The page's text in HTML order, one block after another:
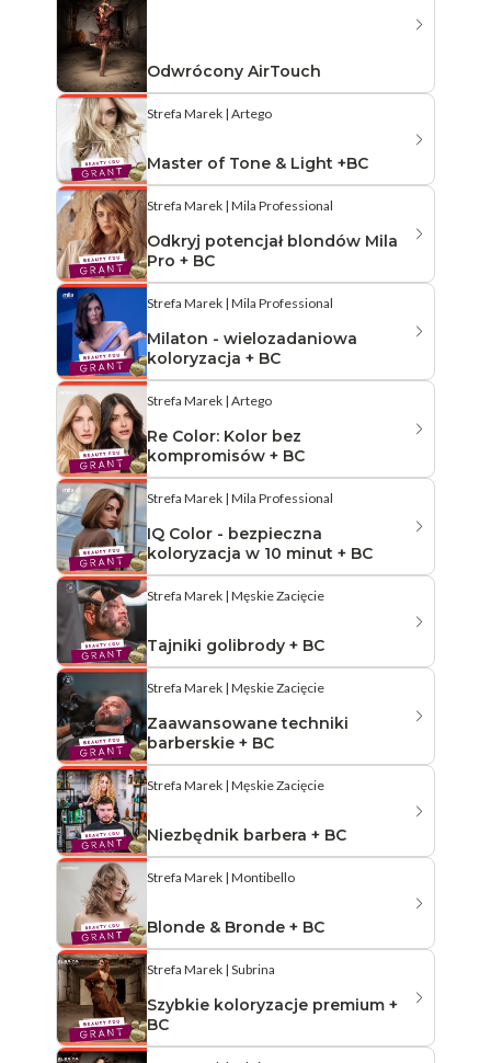
Odwrócony AirTouch
Strefa Marek | Artego
Master of Tone & Light +BC
Strefa Marek | Mila Professional
Odkryj potencjał blondów Mila
Pro + BC
Strefa Marek | Mila Professional
Milaton - wielozadaniowa
koloryzacja + BC
Strefa Marek | Artego
Re Color: Kolor bez
kompromisów + BC
Strefa Marek | Mila Professional
IQ Color - bezpieczna
koloryzacja w 10 minut + BC
Strefa Marek | Męskie Zacięcie
Tajniki golibrody + BC
Strefa Marek | Męskie Zacięcie
Zaawansowane techniki
barberskie + BC
Strefa Marek | Męskie Zacięcie
Niezbędnik barbera + BC
Strefa Marek | Montibello
Blonde & Bronde + BC
Strefa Marek | Subrina
Szybkie koloryzacje premium +
BC